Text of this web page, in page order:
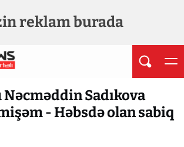
reklam burada
Sadıkova
- Həbsdə olan sabiq